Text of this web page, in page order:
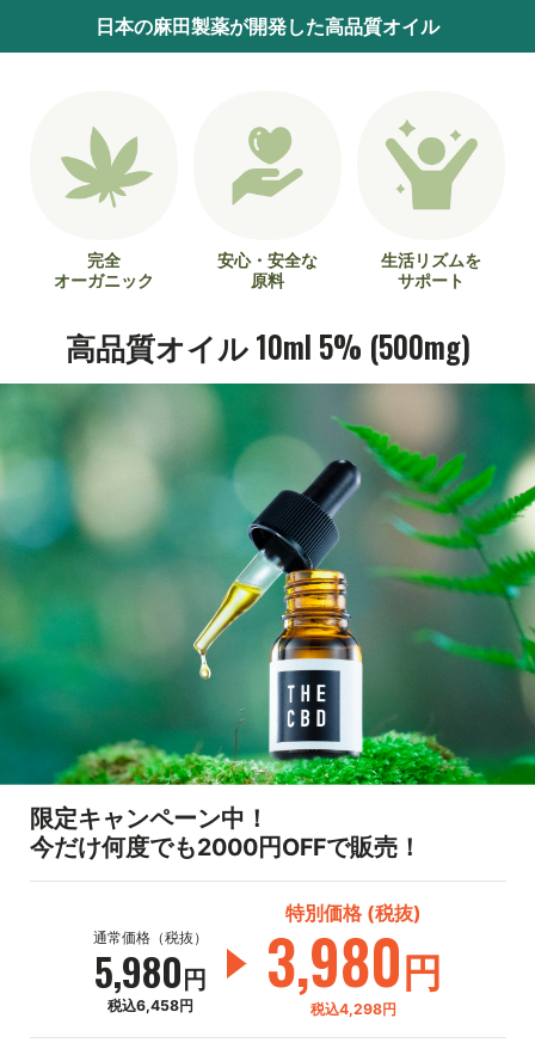
日本の麻田製薬が開発した高品質オイル
完全
オーガニック
安心・安全な
原料
生活リズムを
サポート
高品質オイル 10ml 5% (500mg)
限定キャンペーン中！
今だけ何度でも2000円OFFで販売！
通常価格（税抜）
5,980 円
税込6,458円
特別価格 (税抜)
3,980 円
税込4,298円